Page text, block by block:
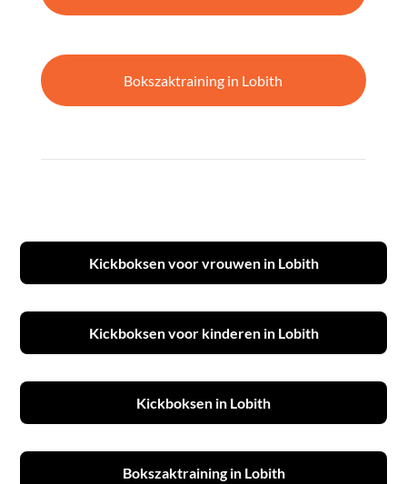
Bokszaktraining in Lobith
Kickboksen voor vrouwen in Lobith
Kickboksen voor kinderen in Lobith
Kickboksen in Lobith
Bokszaktraining in Lobith